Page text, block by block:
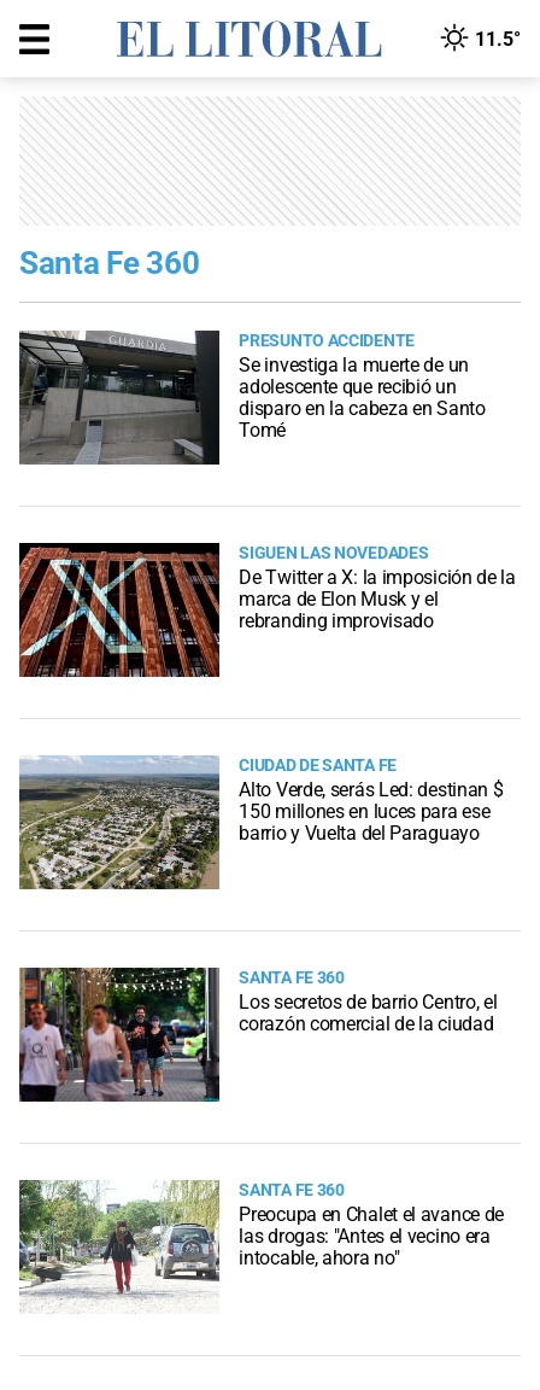
11.5°
Santa Fe 360
PRESUNTO ACCIDENTE
Se investiga la muerte de un
adolescente que recibió un
disparo en la cabeza en Santo
Tomé
SIGUEN LAS NOVEDADES
De Twitter a X: la imposición de la
marca de Elon Musk y el
rebranding improvisado
CIUDAD DE SANTA FE
Alto Verde, serás Led: destinan $
150 millones en luces para ese
barrio y Vuelta del Paraguayo
SANTA FE 360
Los secretos de barrio Centro, el
corazón comercial de la ciudad
SANTA FE 360
Preocupa en Chalet el avance de
las drogas: "Antes el vecino era
intocable, ahora no"